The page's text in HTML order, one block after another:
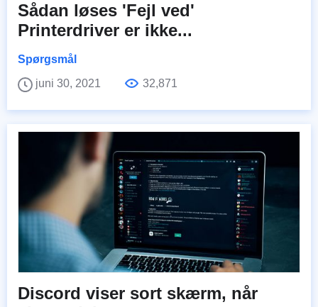
Sådan løses 'Fejl ved'
Printerdriver er ikke...
Spørgsmål
juni 30, 2021
32,871
Discord viser sort skærm, når